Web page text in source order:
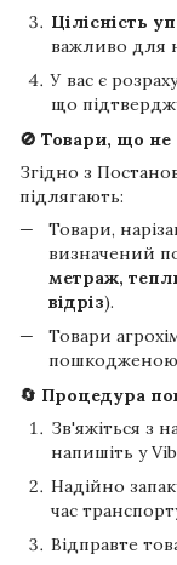
Цілісність
важливо для
У вас є
що
🚫 Товари, що
Згідно з
підлягають:
Товари,
визначений
метраж,
відріз).
Товари
пошкодженою
🔄 Процедура
Зв'яжіться з
напишіть у
Надійно
час
Відправте